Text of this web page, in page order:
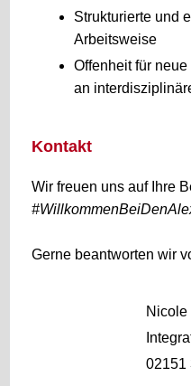
Strukturierte und
Arbeitsweise
Offenheit für
an
Kontakt
Wir freuen uns auf Ihre
Gerne beantworten wir
Nicole
02151